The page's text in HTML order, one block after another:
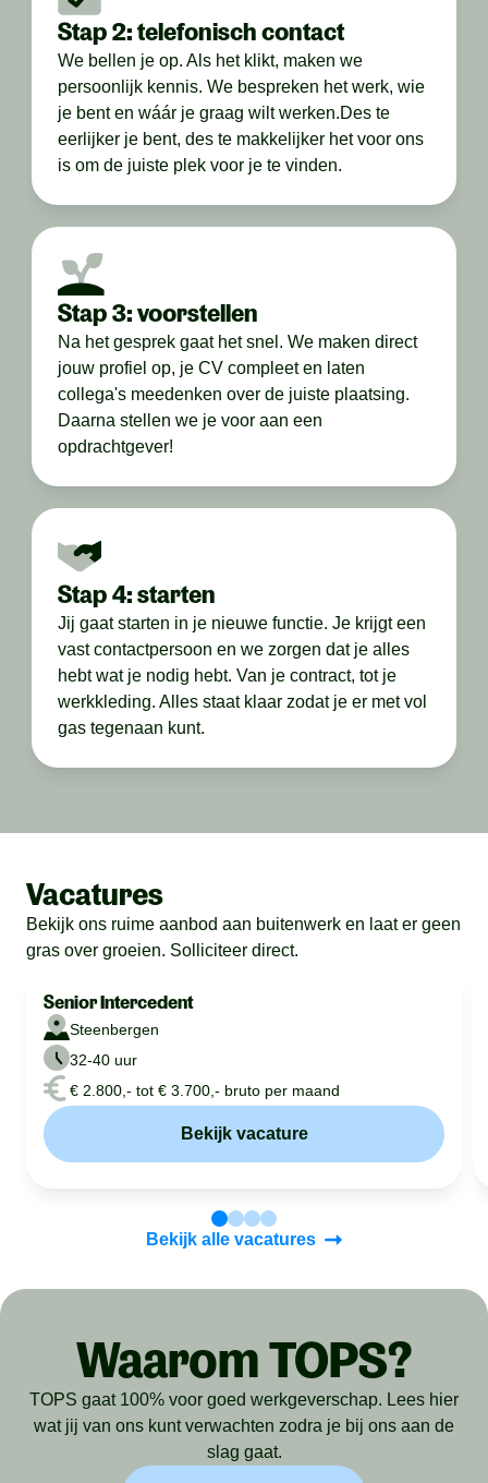
Stap 2: telefonisch contact
We bellen je op. Als het klikt, maken we
persoonlijk kennis. We bespreken het werk, wie
je bent en wáár je graag wilt werken.Des te
eerlijker je bent, des te makkelijker het voor ons
is om de juiste plek voor je te vinden.
Stap 3: voorstellen
Na het gesprek gaat het snel. We maken direct
jouw profiel op, je CV compleet en laten
collega's meedenken over de juiste plaatsing.
Daarna stellen we je voor aan een
opdrachtgever!
Stap 4: starten
Jij gaat starten in je nieuwe functie. Je krijgt een
vast contactpersoon en we zorgen dat je alles
hebt wat je nodig hebt. Van je contract, tot je
werkkleding. Alles staat klaar zodat je er met vol
gas tegenaan kunt.
Vacatures
Bekijk ons ruime aanbod aan buitenwerk en laat er geen
gras over groeien. Solliciteer direct.
Senior Intercedent
Steenbergen
32-40 uur
€ 2.800,- tot € 3.700,- bruto per maand
Bekijk vacature
Bekijk alle vacatures
Waarom TOPS?
TOPS gaat 100% voor goed werkgeverschap. Lees hier
wat jij van ons kunt verwachten zodra je bij ons aan de
slag gaat.